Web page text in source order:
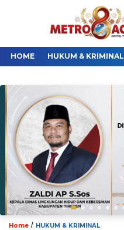
HOME HUKUM & KRIMINAL
Home / HUKUM & KRIMINAL